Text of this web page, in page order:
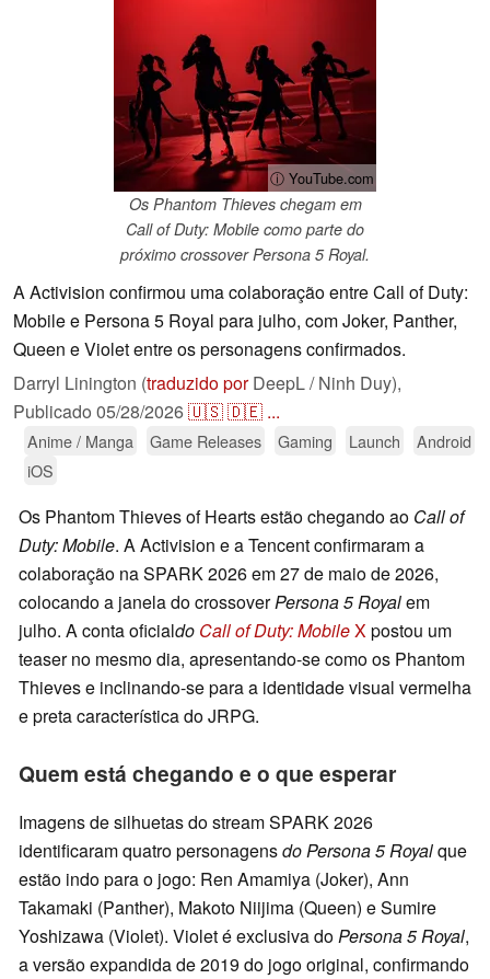
ⓘ YouTube.com
Os Phantom Thieves chegam em
Call of Duty: Mobile como parte do
próximo crossover Persona 5 Royal.
A Activision confirmou uma colaboração entre Call of Duty:
Mobile e Persona 5 Royal para julho, com Joker, Panther,
Queen e Violet entre os personagens confirmados.
Darryl Linington (traduzido porDeepL / Ninh Duy),
Publicado 05/28/2026🇺🇸🇩🇪 ...
Anime / Manga Game Releases Gaming Launch
Android
iOS
Os Phantom Thieves of Hearts estão chegando ao Call of
Duty: Mobile. A Activision e a Tencent confirmaram a
colaboração na SPARK 2026 em 27 de maio de 2026,
colocando a janela do crossoverPersona 5 Royalem
julho. A conta oficialdo Call of Duty: MobileXpostou um
teaser no mesmo dia, apresentando-se como os Phantom
Thieves e inclinando-se para a identidade visual vermelha
e preta característica do JRPG.
Quem está chegando e o que esperar
Imagens de silhuetas do stream SPARK 2026
identificaram quatro personagensdo Persona 5 Royalque
estão indo para o jogo: Ren Amamiya (Joker), Ann
Takamaki (Panther), Makoto Niijima (Queen) e Sumire
Yoshizawa (Violet). Violet é exclusiva doPersona 5 Royal,
a versão expandida de 2019 do jogo original, confirmando